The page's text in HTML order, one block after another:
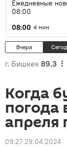
Ежедневные
08:00
08:00 4 мин
Вчера
г. Бишкек 89.3
Когда
погода
апреля
09:27 29.04.2024